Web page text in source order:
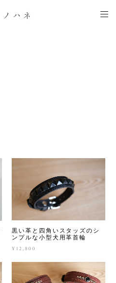
黒い革と四角いスタッズのシ
ンプルな小型犬用革首輪
¥12,800